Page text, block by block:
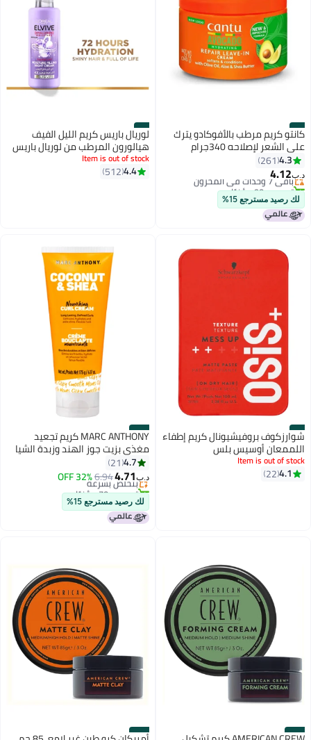
#7
كانتو كريم مرطب بالأفوكادو يترك
على الشعر لإصلاحه 340جرام
4.3
261
د.ب‏4.12
باقي 7 وحدات في المخزون
تم بيع +90 مؤخرًا
باقي 7 وحدات في المخزون
لك رصيد مسترجع 15%
#8
لوريال باريس كريم الليل الفيف
هيالورون المرطب من لوريال باريس
200 مل
Item is out of stock
4.4
512
#9
شوارزكوف بروفيشيونال كريم إطفاء
اللممعان أوسيس بلس
Item is out of stock
4.1
22
#10 MARC ANTHONY كريم تجعيد
مغذي بزيت جوز الهند وزبدة الشيا
4.7
21
د.ب‏4.71
6.94
32% OFFبتخلّص بسرعة
تم بيع +70 مؤخرًا
بتخلّص بسرعة
لك رصيد مسترجع 15%
#11
#12